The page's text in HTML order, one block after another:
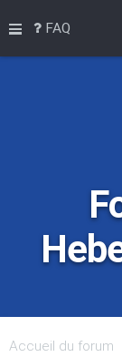
Raccourcis
FAQ
Accueil du forum